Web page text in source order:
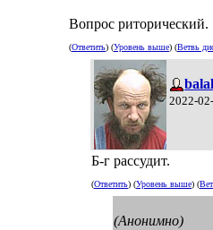
Вопрос риторический.
(Ответить) (Уровень выше) (Ветвь
2022-
Б-г рассудит.
(Ответить) (Уровень выше) (
(Анонимно)